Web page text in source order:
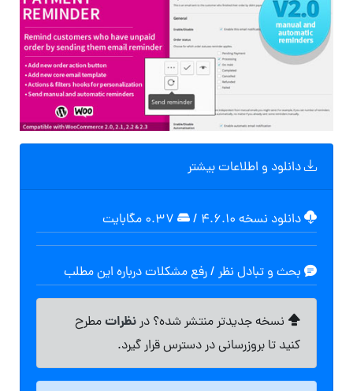
دانلود و اطلاعات بیشتر
دانلود نسخه ۴.۶.۱۰ /
بحث و تبادل نظر / رفع مشکلات درباره این مطلب
نسخه جدیدتر منتشر شده؟ درنظراتمطرح
کنید تا بروزرسانی در دسترس قرار گیرد.